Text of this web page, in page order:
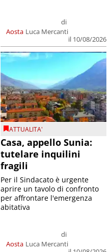
Aosta
di
Luca Mercanti
il 10/08/2026
ATTUALITA'
Casa, appello Sunia:
tutelare inquilini
fragili
Aosta
di
Luca Mercanti
Per il Sindacato è urgente
aprire un tavolo di confronto
per affrontare l'emergenza
abitativa